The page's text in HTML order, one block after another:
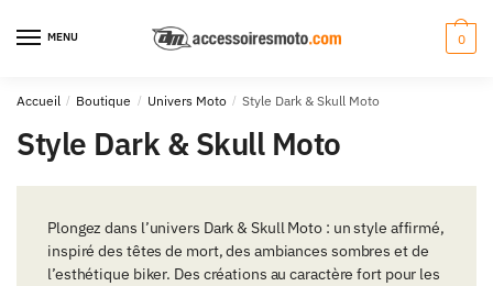
navigation
au
MENU 0
Accueil / Boutique / Univers Moto / Style Dark & Skull Moto
Style Dark & Skull Moto
Plongez dans l’univers Dark & Skull Moto : un style affirmé,
inspiré des têtes de mort, des ambiances sombres et de
l’esthétique biker. Des créations au caractère fort pour les